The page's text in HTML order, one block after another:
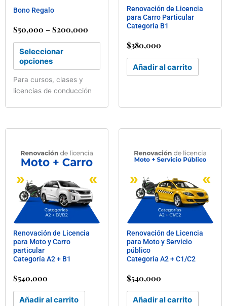
Bono Regalo
$50,000 – $200,000
Seleccionar
opciones
página
Para cursos, clases y
licencias de conducción
Renovación de Licencia
para Carro Particular
Categoría B1
$380,000
Añadir al carrito
Renovación de Licencia
para Moto y Carro
particular
Categoría A2 + B1
$540,000
Añadir al carrito
Renovación de Licencia
para Moto y Servicio
público
Categoría A2 + C1/C2
$540,000
Añadir al carrito